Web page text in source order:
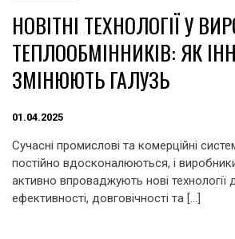
НОВІТНІ ТЕХНОЛОГІЇ У
ТЕПЛООБМІННИКІВ: ЯК
ЗМІНЮЮТЬ ГАЛУЗЬ
01.04.2025
Сучасні промислові та комерційні
постійно вдосконалюються, і
активно впроваджують нові технології
ефективності, довговічності та […]